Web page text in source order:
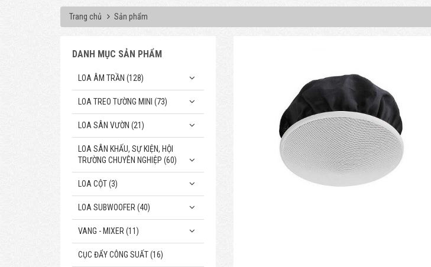
Trang chủ Sản phẩm
DANH MỤC SẢN PHẨM
LOA ÂM TRẦN (128)
LOA TREO TƯỜNG MINI (73)
LOA SÂN VƯỜN (21)
LOA SÂN KHẤU, SỰ KIỆN, HỘI
TRƯỜNG CHUYÊN NGHIỆP (60)
LOA CỘT (3)
LOA SUBWOOFER (40)
VANG - MIXER (11)
CỤC ĐẨY CÔNG SUẤT (16)